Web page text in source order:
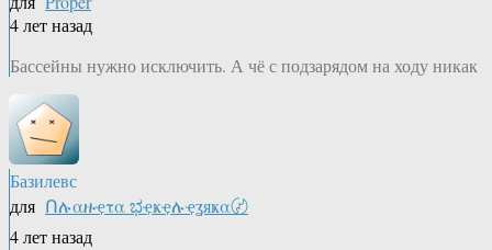
4 лет назад
Бассейны нужно исключить. А чё с подзарядом на ходу никак
Базилевс
для Ոሉαዙҿτα ಭҿҝҿሉҿʓяҝα〄
4 лет назад